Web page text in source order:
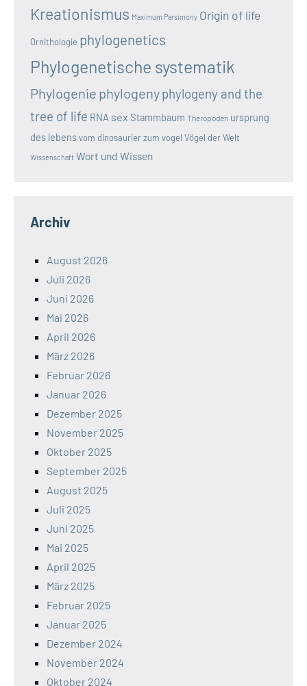
Kreationismus Maximum Parsimony Origin of life
Ornithologie phylogenetics
Phylogenetische systematik
Phylogenie phylogenyphylogeny and the
tree of life RNA sex Stammbaum Theropoden ursprung
des lebensvom dinosaurier zum vogel Vögel der Welt
Wissenschaft Wort und Wissen
Archiv
August 2026
Juli 2026
Juni 2026
Mai 2026
April 2026
März 2026
Februar 2026
Januar 2026
Dezember 2025
November 2025
Oktober 2025
September 2025
August 2025
Juli 2025
Juni 2025
Mai 2025
April 2025
März 2025
Februar 2025
Januar 2025
Dezember 2024
November 2024
Oktober 2024